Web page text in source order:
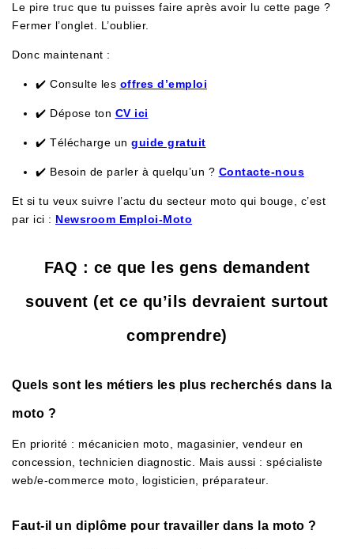
Le pire truc que tu puisses faire après avoir lu cette page ?
Fermer l’onglet. L’oublier.
Donc maintenant :
✔️ Consulte les offres d’emploi
✔️ Dépose ton CV ici
✔️ Télécharge un guide gratuit
✔️ Besoin de parler à quelqu’un ? Contacte-nous
Et si tu veux suivre l’actu du secteur moto qui bouge, c’est
par ici : Newsroom Emploi-Moto
FAQ : ce que les gens demandent
souvent (et ce qu’ils devraient surtout
comprendre)
Quels sont les métiers les plus recherchés dans la
moto ?
En priorité : mécanicien moto, magasinier, vendeur en
concession, technicien diagnostic. Mais aussi : spécialiste
web/e-commerce moto, logisticien, préparateur.
Faut-il un diplôme pour travailler dans la moto ?